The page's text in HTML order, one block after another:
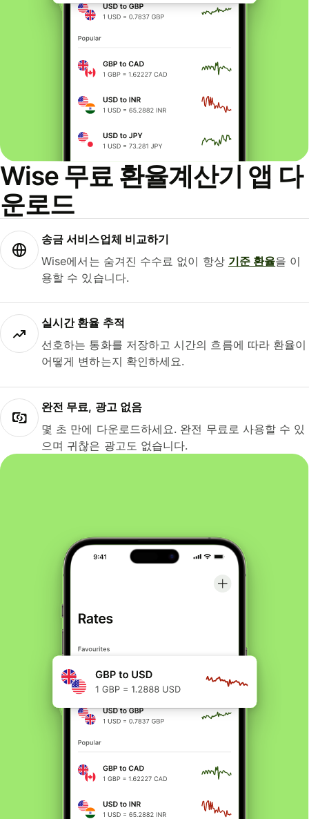
Wise 무료 환율계산기 앱 다
운로드
송금 서비스업체 비교하기
Wise에서는 숨겨진 수수료 없이 항상 기준 환율을 이
용할 수 있습니다.
실시간 환율 추적
선호하는 통화를 저장하고 시간의 흐름에 따라 환율이
어떻게 변하는지 확인하세요.
완전 무료, 광고 없음
몇 초 만에 다운로드하세요. 완전 무료로 사용할 수 있
으며 귀찮은 광고도 없습니다.